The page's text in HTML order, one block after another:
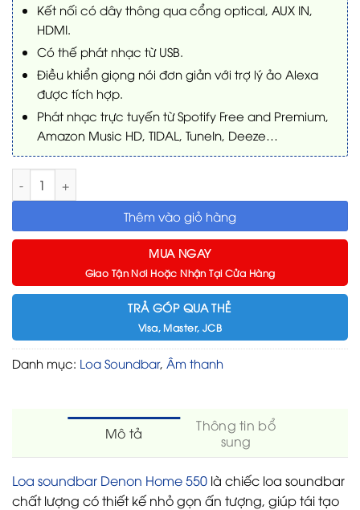
Kết nối có dây thông qua cổng optical, AUX IN,
HDMI.
Có thế phát nhạc từ USB.
Điều khiển giọng nói đơn giản với trợ lý ảo Alexa
được tích hợp.
Phát nhạc trực tuyến từ Spotify Free and Premium,
Amazon Music HD, TIDAL, TuneIn, Deeze…
Loa soundbar Denon Home 550 số lượng
Thêm vào giỏ hàng
MUA NGAY
Giao Tận Nơi Hoặc Nhận Tại Cửa Hàng
TRẢ GÓP QUA THẺ
Visa, Master, JCB
Danh mục: Loa Soundbar, Âm thanh
Mô tả
Thông tin bổ
sung
Loa soundbar Denon Home 550 là chiếc loa soundbar
chất lượng có thiết kế nhỏ gọn ấn tượng, giúp tái tạo